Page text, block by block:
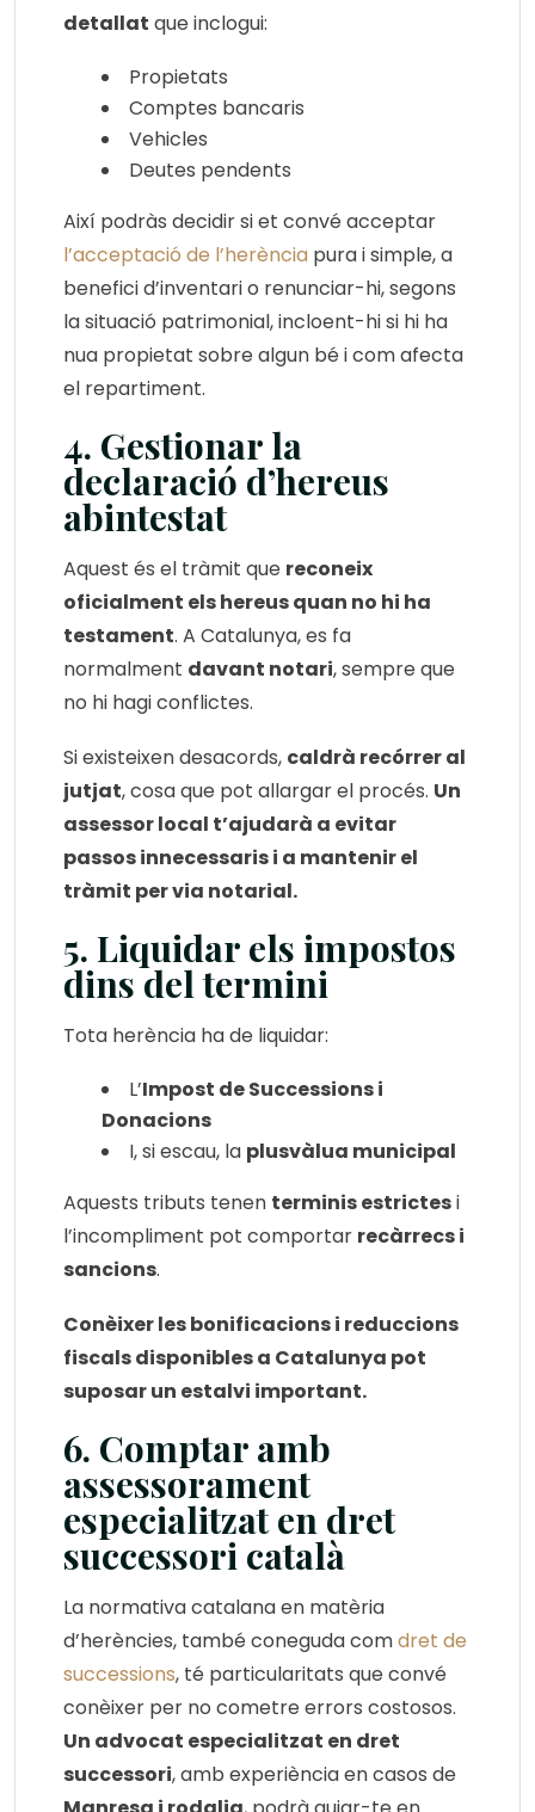
detallat que inclogui:
Propietats
Comptes bancaris
Vehicles
Deutes pendents
Així podràs decidir si et convé acceptar
l’acceptació de l’herència pura i simple, a
benefici d’inventari o renunciar-hi, segons
la situació patrimonial, incloent-hi si hi ha
nua propietat sobre algun bé i com afecta
el repartiment.
4. Gestionar la
declaració d’hereus
abintestat
Aquest és el tràmit que reconeix
oficialment els hereus quan no hi ha
testament. A Catalunya, es fa
normalment davant notari, sempre que
no hi hagi conflictes.
Si existeixen desacords, caldrà recórrer al
jutjat, cosa que pot allargar el procés. Un
assessor local t’ajudarà a evitar
passos innecessaris i a mantenir el
tràmit per via notarial.
5. Liquidar els impostos
dins del termini
Tota herència ha de liquidar:
L’Impost de Successions i
Donacions
I, si escau, la plusvàlua municipal
Aquests tributs tenen terminis estrictesi
l’incompliment pot comportar recàrrecs i
sancions.
Conèixer les bonificacions i reduccions
fiscals disponibles a Catalunya pot
suposar un estalvi important.
6. Comptar amb
assessorament
especialitzat en dret
successori català
La normativa catalana en matèria
d’herències, també coneguda comdret de
successions, té particularitats que convé
conèixer per no cometre errors costosos.
Un advocat especialitzat en dret
successori, amb experiència en casos de